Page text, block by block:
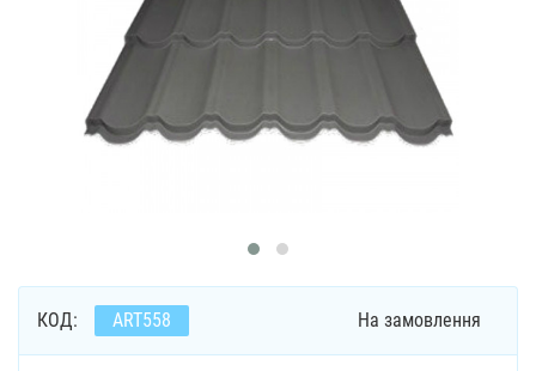
КОД: ART558 На замовлення